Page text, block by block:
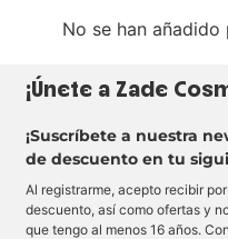
No se han
¡Únete a Zade
¡Suscríbete a nuestra
de descuento en tu
Al registrarme, acepto recibir
descuento, así como ofertas y
que tengo al menos 16 años.